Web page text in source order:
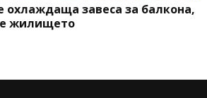
охлаждаща завеса за балкона,
жилището